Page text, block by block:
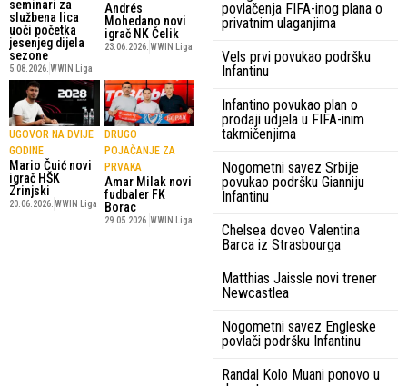
seminari za
službena lica
uoči početka
jesenjeg dijela
sezone
5.08.2026. WWIN Liga
Andrés
Mohedano novi
igrač NK Čelik
23.06.2026. WWIN Liga
UGOVOR NA DVIJE
GODINE
Mario Čuić novi
igrač HŠK
Zrinjski
20.06.2026. WWIN Liga
DRUGO
POJAČANJE ZA
PRVAKA
Amar Milak novi
fudbaler FK
Borac
29.05.2026. WWIN Liga
povlačenja FIFA-inog plana o
privatnim ulaganjima
Vels prvi povukao podršku
Infantinu
Infantino povukao plan o
prodaji udjela u FIFA-inim
takmičenjima
Nogometni savez Srbije
povukao podršku Gianniju
Infantinu
Chelsea doveo Valentina
Barca iz Strasbourga
Matthias Jaissle novi trener
Newcastlea
Nogometni savez Engleske
povlači podršku Infantinu
Randal Kolo Muani ponovo u